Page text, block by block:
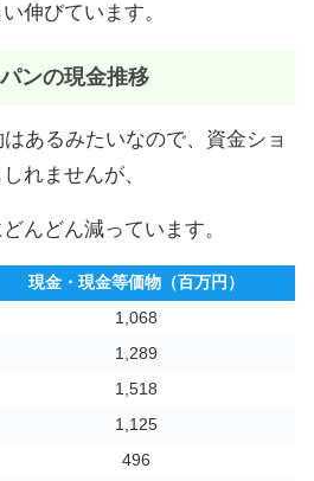
伸びています。
ンの現金推移
あるみたいなので、資金ショ
れませんが、
んどん減っています。
現金・現金等価物（百万円）
1,068
1,289
1,518
1,125
496